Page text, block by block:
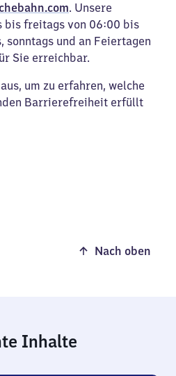
. Unsere
bis freitags von 06:00 bis
sonntags und an Feiertagen
Sie erreichbar.
um zu erfahren, welche
Barrierefreiheit erfüllt
Nach oben
Inhalte